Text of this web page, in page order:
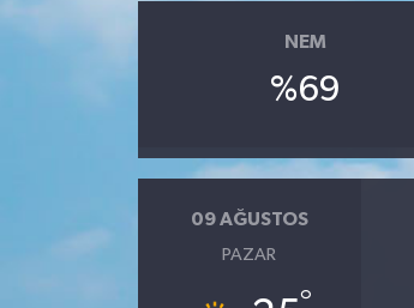
NEM
%69
09 AĞUSTOS
PAZAR